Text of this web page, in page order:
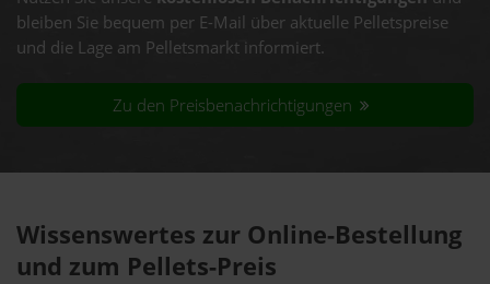
bleiben Sie bequem per E-Mail über aktuelle Pelletspreise
und die Lage am Pelletsmarkt informiert.
Zu den Preisbenachrichtigungen
Wissenswertes zur Online-Bestellung
und zum Pellets-Preis